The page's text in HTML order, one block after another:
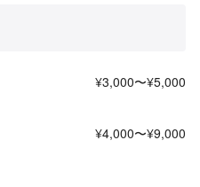
¥3,000〜¥5,000
¥4,000〜¥9,000